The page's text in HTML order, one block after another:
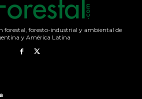
forestal, foresto-industrial y ambiental de
y América Latina